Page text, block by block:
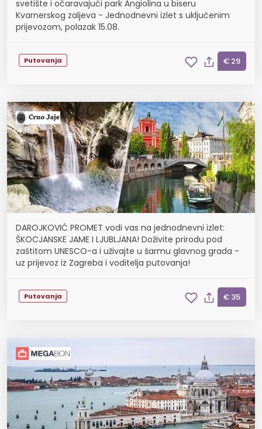
svetište i očaravajući park Angiolina u biseru
Kvarnerskog zaljeva - Jednodnevni izlet s uključenim
prijevozom, polazak 15.08.
Putovanja € 29
DAROJKOVIĆ PROMET vodi vas na jednodnevni izlet:
ŠKOCJANSKE JAME I LJUBLJANA! Doživite prirodu pod
zaštitom UNESCO-a i uživajte u šarmu glavnog grada -
uz prijevoz iz Zagreba i voditelja putovanja!
Putovanja € 35